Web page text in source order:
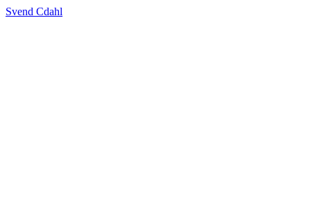
Svend Cdahl